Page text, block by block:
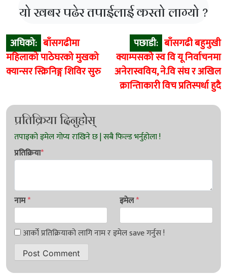
यो खबर पढेर तपाईलाई कस्तो लाग्यो ?
Post
navigation
अघिको: बाँसगढीमा
महिलाको पाठेघरको मुखको
क्यान्सर स्क्रिनिङ्ग शिविर सुरु
पछाडी: बाँसगढी बहुमुखी
क्याम्पसको स्व वि यू निर्वाचनमा
अनेरास्वविय, ने.वि संघ र अखिल
क्रान्तिाकारी विच प्रतिस्पर्धा हुदै
प्रतिक्रिया दिनुहोस्
प्रतिक्रिया*
नाम* इमेल*